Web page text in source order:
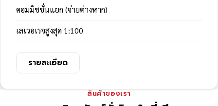
คอมมิชชั่นแยก (จ่ายต่างหาก)
เลเวอเรจสูงสุด 1:100
รายละเอียด
สินค้าของเรา